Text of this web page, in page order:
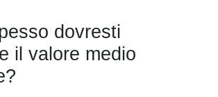
dovresti
il valore medio